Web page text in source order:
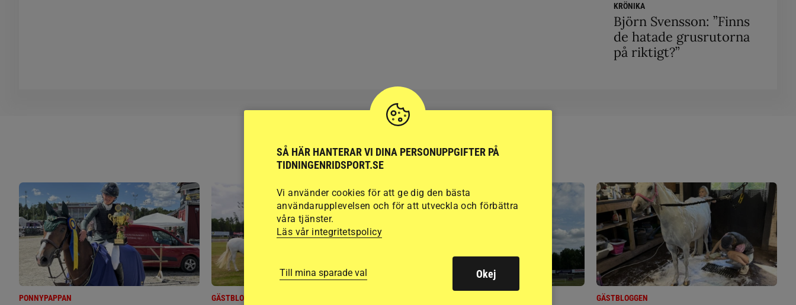
KRÖNIKA
Björn Svensson: ”Finns
de hatade grusrutorna
på riktigt?”
RIDSPORT
BLOGGAR
PONNYPAPPAN GÄSTBLOGGEN GÄSTBLOGGEN
SÅ HÄR HANTERAR VI DINA PERSONUPPGIFTER PÅ
TIDNINGENRIDSPORT.SE
Vi använder cookies för att ge dig den bästa
användarupplevelsen och för att utveckla och förbättra
våra tjänster.
Läs vår integritetspolicy
Till mina sparade val Okej